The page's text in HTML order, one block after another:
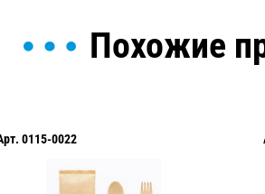
Похожие
0115-0022